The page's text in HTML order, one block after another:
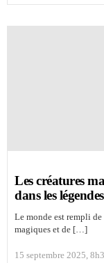
Les créatures
dans les
Le monde est rempli de
magiques et de […]
15 septembre 2025,